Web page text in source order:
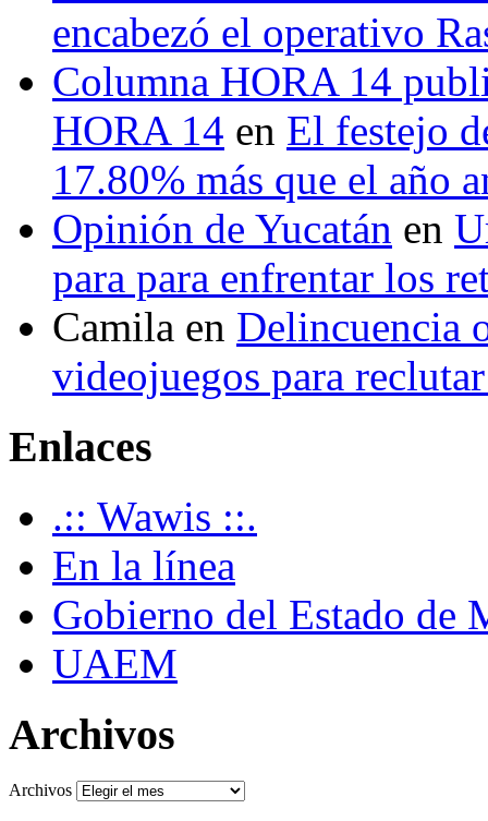
encabezó el operativo
Columna HORA 14
HORA 14 en El festejo
17.80% más que el año
Opinión de Yucatán en
para para enfrentar los
Camila en Delincuencia
videojuegos para
Enlaces
.:: Wawis ::.
En la línea
Gobierno del Estado de
UAEM
Archivos
Archivos